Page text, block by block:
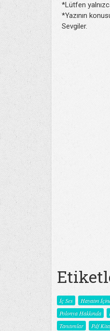
*Lütfen
*Yazının
Sevgiler.
İç Ses Hayatın
Polonya Hakkında
Tanıtımlar
Pdf